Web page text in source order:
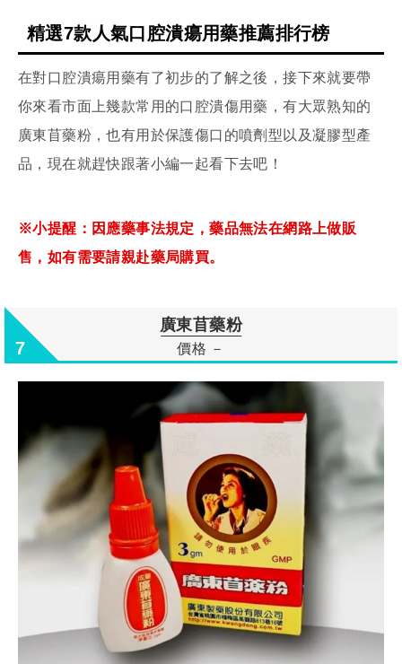
精選7款人氣口腔潰瘍用藥推薦排行榜
在對口腔潰瘍用藥有了初步的了解之後，接下來就要帶
你來看市面上幾款常用的口腔潰傷用藥，有大眾熟知的
廣東苜藥粉，也有用於保護傷口的噴劑型以及凝膠型產
品，現在就趕快跟著小編一起看下去吧！
※小提醒：因應藥事法規定，藥品無法在網路上做販
售，如有需要請親赴藥局購買。
7
廣東苜藥粉
價格 －